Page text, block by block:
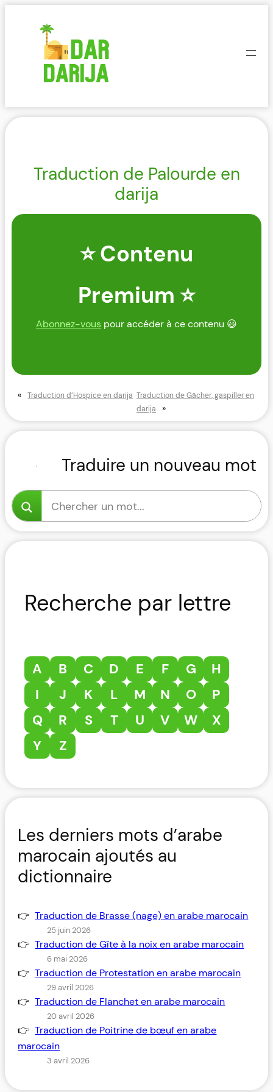
Traduction de Palourde en
darija
⭐ Contenu
Premium ⭐
Abonnez-vous pour accéder à ce contenu 😃
« Traduction d’Hospice en darija Traduction de Gâcher, gaspiller en
darija
»
Traduire un nouveau mot
Recherche par lettre
A B C D E F G
H
I
J K L M N O
P
Q
R S T U V W
X
Y
Z
Les derniers mots d’arabe
marocain ajoutés au
dictionnaire
Traduction de Brasse (nage) en arabe marocain
25 juin 2026
Traduction de Gîte à la noix en arabe marocain
6 mai 2026
Traduction de Protestation en arabe marocain
29 avril 2026
Traduction de Flanchet en arabe marocain
20 avril 2026
Traduction de Poitrine de bœuf en arabe
marocain
3 avril 2026